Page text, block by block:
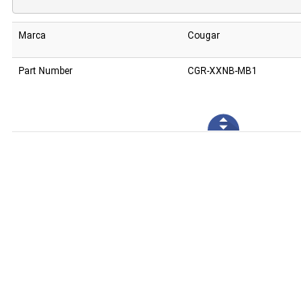
Marca Cougar
Part Number CGR-XXNB-MB1